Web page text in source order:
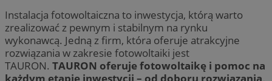
Instalacja fotowoltaiczna to inwestycja, którą warto
zrealizować z pewnym i stabilnym na rynku
wykonawcą. Jedną z firm, która oferuje atrakcyjne
rozwiązania w zakresie fotowoltaiki jest
TAURON. TAURON oferuje fotowoltaikę i pomoc na